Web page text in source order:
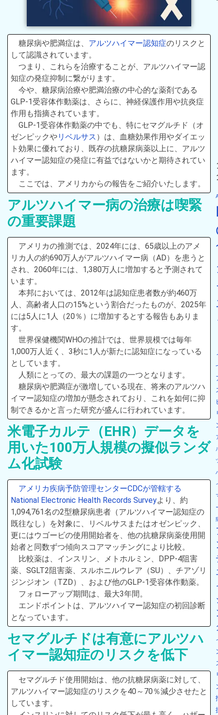
糖尿病や肥満症は、 アルツハイマー認知症のリスクと
して認識されています。
つまり、これらを治療することが、アルツハイマー認
知症の発症抑制に繋がります。
今や、糖尿病治療や肥満治療の中心的な薬剤である
GLP-1受容体作動薬は、さらに、神経保護作用や抗炎症
作用も指摘されています。
GLP-1受容体作動薬の中でも、特にセマグルチド（オ
ゼンピックやリベルサス ）は、血糖効果作用やダイエッ
ト効果に優れており、既存の抗糖尿病薬以上に、アルツ
ハイマー認知症の発症に有益ではないかと期待されてい
ます。
ここでは、アメリカからの報告をご紹介いたします。
アルツハイマー病の治療は喫緊
の重要課題
アメリカの推測では、2024年には、65歳以上のアメ
リカ人の約690万人がアルツハイマー病（AD）を患うと
され、2060年には、1,380万人に増加すると予測されて
います。
本邦においては、2012年は認知症患者数が約460万
人、高齢者人口の15%という割合だったものが、2025年
には5人に1人（20％）に増加するとする報告もありま
す。
世界保健機関WHOの推計では、世界規模では毎年
1,000万人近く、3秒に1人が新たに認知症になっている
としています。
人類にとっての、最大の課題の一つとなります。
糖尿病や肥満症が激増している現在、将来のアルツハ
イマー認知症の増加が懸念されており、これを如何に抑
制できるかと言った研究が盛んに行われています。
米電子カルテ（EHR）データを
用いた100万人規模の擬似ランダ
ム化試験
アメリカ疾病予防管理センターCDCが管轄する
National Electronic Health Records Surveyより、約
1,094,761名の2型糖尿病患者（アルツハイマー認知症の
既往なし）を対象に、リベルサスまたはオゼンピック、
更にはウゴービの使用開始者を、他の抗糖尿病薬使用開
始者と同数ずつ傾向スコアマッチングにより比較。
比較薬は、インスリン、メトホルミン、DPP-4阻害
薬、SGLT2阻害薬、スルホニルウレア（SU）、チアゾリ
ジンジオン（TZD）、および他のGLP-1受容体作動薬。
フォローアップ期間は、最大3年間。
エンドポイントは、アルツハイマー認知症の初回診断
となっています。
セマグルチドは有意にアルツハ
イマー認知症のリスクを低下
セマグルチド使用開始は、他の抗糖尿病薬に対して、
アルツハイマー認知症のリスクを40～70％減少させたと
しています。